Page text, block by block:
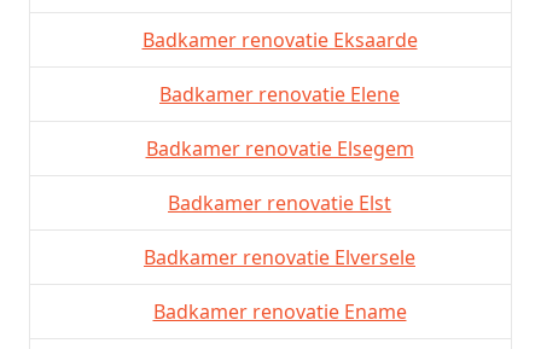
Badkamer renovatie Eksaarde
Badkamer renovatie Elene
Badkamer renovatie Elsegem
Badkamer renovatie Elst
Badkamer renovatie Elversele
Badkamer renovatie Ename